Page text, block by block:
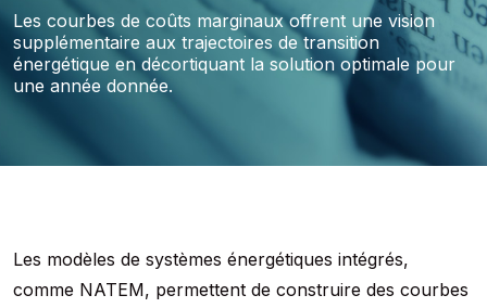
Les courbes de coûts marginaux offrent une vision
supplémentaire aux trajectoires de transition
énergétique en décortiquant la solution optimale pour
une année donnée.
Les modèles de systèmes énergétiques intégrés,
comme NATEM, permettent de construire des courbes